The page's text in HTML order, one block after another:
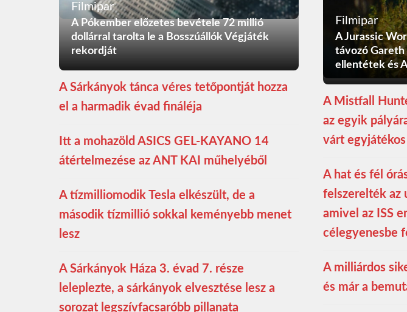
Filmipar
A Pókember előzetes bevétele 72 millió
dollárral tarolta le a Bosszúállók Végjáték
rekordját
A Sárkányok tánca véres tetőpontját hozza
el a harmadik évad fináléja
Itt a mohazöld ASICS GEL-KAYANO 14
átértelmezése az ANT KAI műhelyéből
A tízmilliomodik Tesla elkészült, de a
második tízmillió sokkal keményebb menet
lesz
A Sárkányok Háza 3. évad 7. része
leleplezte, a sárkányok elvesztése lesz a
sorozat legszívfacsaróbb pillanata
Filmipar
A Jurassic
távozó
ellentétek és
A Mistfall
az egyik
várt
A hat és fél
felszerelték az
amivel az ISS
célegyenesbe
A milliárdos
és már a